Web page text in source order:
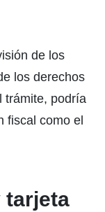
de los
los derechos
trámite, podría
fiscal como el
tarjeta